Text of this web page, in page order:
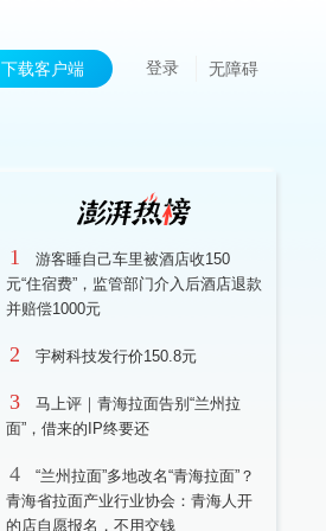
下载客户端 登录 无障碍
1
游客睡自己车里被酒店收150
元“住宿费”，监管部门介入后酒店退款
并赔偿1000元
2 宇树科技发行价150.8元
3
马上评｜青海拉面告别“兰州拉
面”，借来的IP终要还
4
“兰州拉面”多地改名“青海拉面”？
青海省拉面产业行业协会：青海人开
的店自愿报名，不用交钱